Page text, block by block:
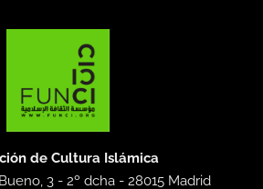
de Cultura Islámica
3 - 2º dcha -28015 Madrid